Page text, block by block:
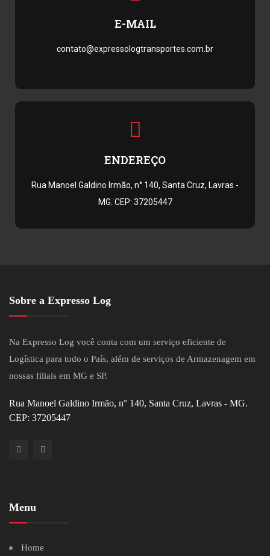
E-MAIL
contato@expressologtransportes.com.br
ENDEREÇO
Rua Manoel Galdino Irmão, n° 140, Santa Cruz, Lavras -
MG. CEP: 37205447
Sobre a Expresso Log
Na Expresso Log você conta com um serviço eficiente de
Logística para todo o País, além de serviços de Armazenagem em
nossas filiais em MG e SP.
Rua Manoel Galdino Irmão, n° 140, Santa Cruz, Lavras - MG.
CEP: 37205447
Menu
Home